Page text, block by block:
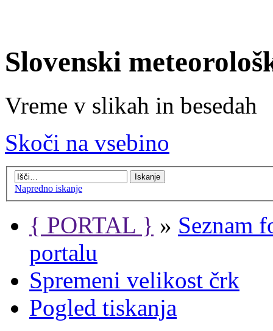
Slovenski
Vreme v slikah in besedah
Skoči na vsebino
Napredno iskanje
{ PORTAL } » Seznam
portalu
Spremeni velikost črk
Pogled tiskanja